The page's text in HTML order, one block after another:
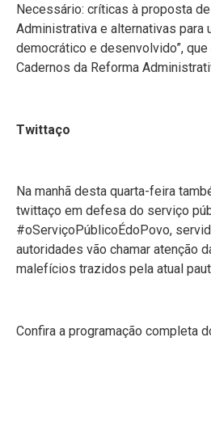
Necessário: críticas à proposta
Administrativa e alternativas para
democrático e desenvolvido”,
Cadernos da Reforma
Twittaço
Na manhã desta quarta-feira
twittaço em defesa do serviço
#oServiçoPúblicoÉdoPovo,
autoridades vão chamar atenção
malefícios trazidos pela atual
Confira a programação completa